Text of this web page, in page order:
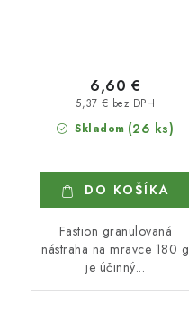
Skladom (26 ks)
5,37 € bez DPH
6,60 €
DO KOŠÍKA
Fastion granulovaná
nástraha na mravce 180 g
je účinný...